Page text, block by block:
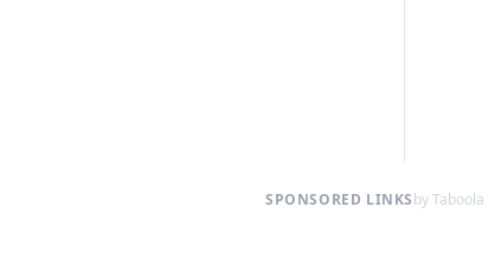
SPONSORED LINKSby Taboola